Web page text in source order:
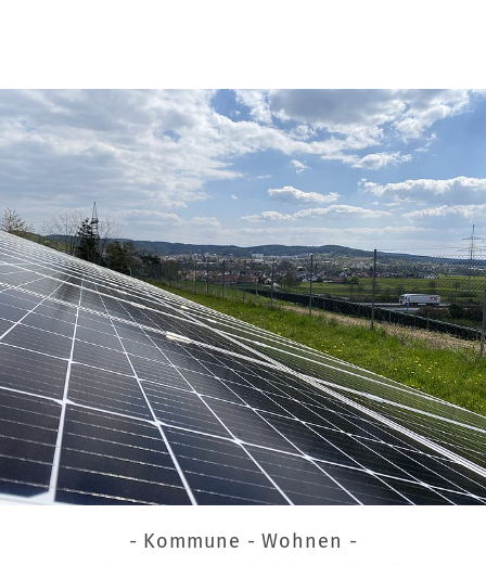
- Kommune - Wohnen -